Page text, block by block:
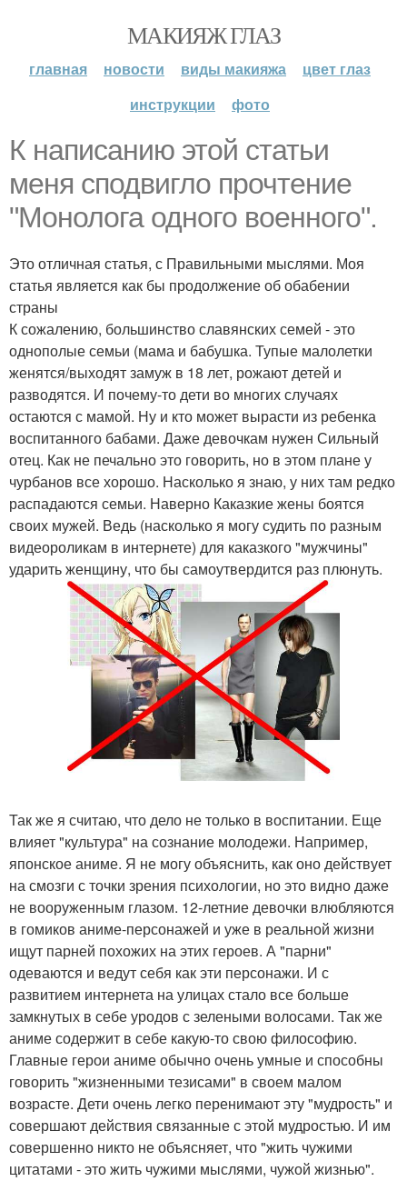
МАКИЯЖ ГЛАЗ
главная новости виды макияжа
цвет глаз
инструкции
фото
К написанию этой статьи
меня сподвигло прочтение
"Монолога одного военного".
Это отличная статья, с Правильными мыслями. Моя
статья является как бы продолжение об обабении
страны
К сожалению, большинство славянских семей - это
однополые семьи (мама и бабушка. Тупые малолетки
женятся/выходят замуж в 18 лет, рожают детей и
разводятся. И почему-то дети во многих случаях
остаются с мамой. Ну и кто может вырасти из ребенка
воспитанного бабами. Даже девочкам нужен Сильный
отец. Как не печально это говорить, но в этом плане у
чурбанов все хорошо. Насколько я знаю, у них там редко
распадаются семьи. Наверно Каказкие жены боятся
своих мужей. Ведь (насколько я могу судить по разным
видеороликам в интернете) для каказкого "мужчины"
ударить женщину, что бы самоутвердится раз плюнуть.
Так же я считаю, что дело не только в воспитании. Еще
влияет "культура" на сознание молодежи. Например,
японское аниме. Я не могу объяснить, как оно действует
на смозги с точки зрения психологии, но это видно даже
не вооруженным глазом. 12-летние девочки влюбляются
в гомиков аниме-персонажей и уже в реальной жизни
ищут парней похожих на этих героев. А "парни"
одеваются и ведут себя как эти персонажи. И с
развитием интернета на улицах стало все больше
замкнутых в себе уродов с зелеными волосами. Так же
аниме содержит в себе какую-то свою философию.
Главные герои аниме обычно очень умные и способны
говорить "жизненными тезисами" в своем малом
возрасте. Дети очень легко перенимают эту "мудрость" и
совершают действия связанные с этой мудростью. И им
совершенно никто не объясняет, что "жить чужими
цитатами - это жить чужими мыслями, чужой жизнью".